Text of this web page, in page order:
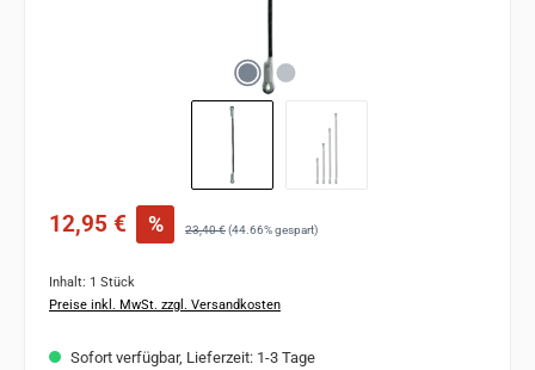
Verkaufspreis:
12,95 € % Regulärer Preis:
23,40 €(44.66% gespart)
Inhalt: 1 Stück
Preise inkl. MwSt. zzgl. Versandkosten
Sofort verfügbar, Lieferzeit: 1-3 Tage